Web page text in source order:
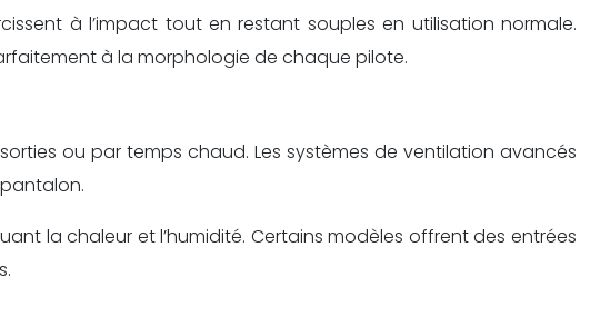
à l’impact tout en restant souples en utilisation normale.
à la morphologie de chaque pilote.
ou par temps chaud. Les systèmes de ventilation avancés
la chaleur et l’humidité. Certains modèles offrent des entrées